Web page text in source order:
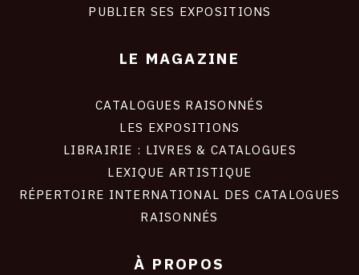
PUBLIER SES EXPOSITIONS
LE MAGAZINE
CATALOGUES RAISONNÉS
LES EXPOSITIONS
LIBRAIRIE : LIVRES & CATALOGUES
LEXIQUE ARTISTIQUE
RÉPERTOIRE INTERNATIONAL DES CATALOGUES
RAISONNÉS
À PROPOS